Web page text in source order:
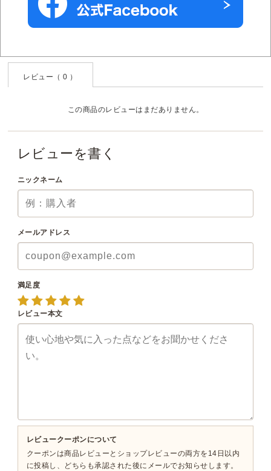
レビュー（ 0 ）
この商品のレビューはまだありません。
レビューを書く
ニックネーム
メールアドレス
満足度
レビュー本文
レビュークーポンについて
クーポンは商品レビューとショップレビューの両方を14日以内
に投稿し、どちらも承認された後にメールでお知らせします。